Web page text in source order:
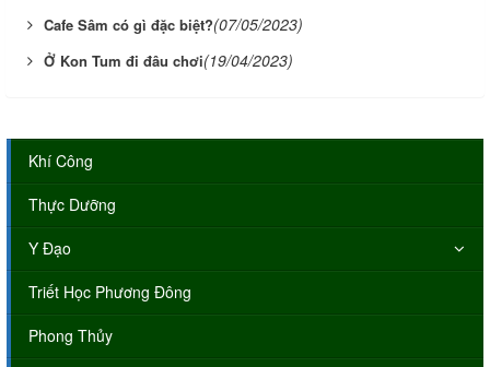
Cafe Sâm có gì đặc biệt?(07/05/2023)
Ở Kon Tum đi đâu chơi(19/04/2023)
Khí Công
Thực Dưỡng
Y Đạo
Triết Học Phương Đông
Phong Thủy